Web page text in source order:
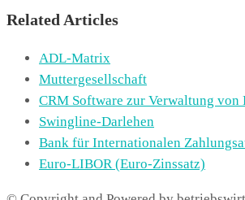
Related Articles
ADL-Matrix
Muttergesellschaft
CRM Software zur Verwaltung von
Swingline-Darlehen
Bank für Internationalen
Euro-LIBOR (Euro-Zinssatz)